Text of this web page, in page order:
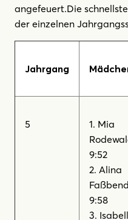
angefeuert.Die
der einzelnen
Jahrgang
5
1. Mia
9:52
2. Alina
9:58
3.